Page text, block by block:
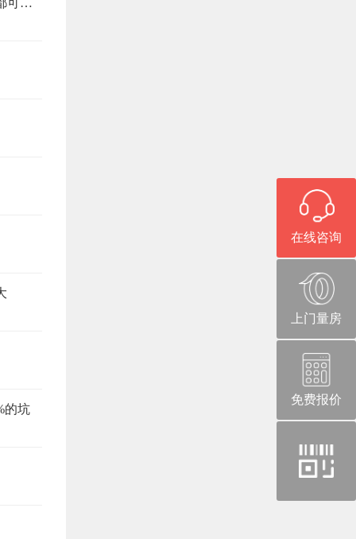
在线咨询
上门量房
免费报价
微
的坑